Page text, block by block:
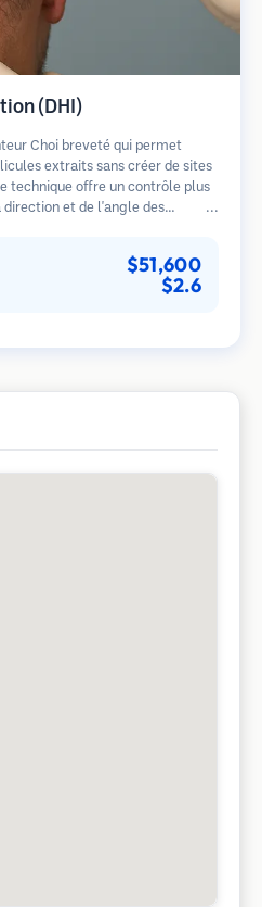
(DHI)
Choi breveté qui permet
extraits sans créer de sites
technique offre un contrôle plus
direction et de l'angle des
$51,600
$2.6